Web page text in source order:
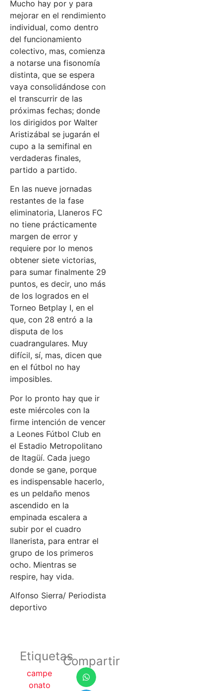
Mucho hay por y para
mejorar en el rendimiento
individual, como dentro
del funcionamiento
colectivo, mas, comienza
a notarse una fisonomía
distinta, que se espera
vaya consolidándose con
el transcurrir de las
próximas fechas; donde
los dirigidos por Walter
Aristizábal se jugarán el
cupo a la semifinal en
verdaderas finales,
partido a partido.
En las nueve jornadas
restantes de la fase
eliminatoria, Llaneros FC
no tiene prácticamente
margen de error y
requiere por lo menos
obtener siete victorias,
para sumar finalmente 29
puntos, es decir, uno más
de los logrados en el
Torneo Betplay I, en el
que, con 28 entró a la
disputa de los
cuadrangulares. Muy
difícil, sí, mas, dicen que
en el fútbol no hay
imposibles.
Por lo pronto hay que ir
este miércoles con la
firme intención de vencer
a Leones Fútbol Club en
el Estadio Metropolitano
de Itagüí. Cada juego
donde se gane, porque
es indispensable hacerlo,
es un peldaño menos
ascendido en la
empinada escalera a
subir por el cuadro
llanerista, para entrar el
grupo de los primeros
ocho. Mientras se
respire, hay vida.
Alfonso Sierra/ Periodista
deportivo
Etiquetas
campe
onato
Compartir